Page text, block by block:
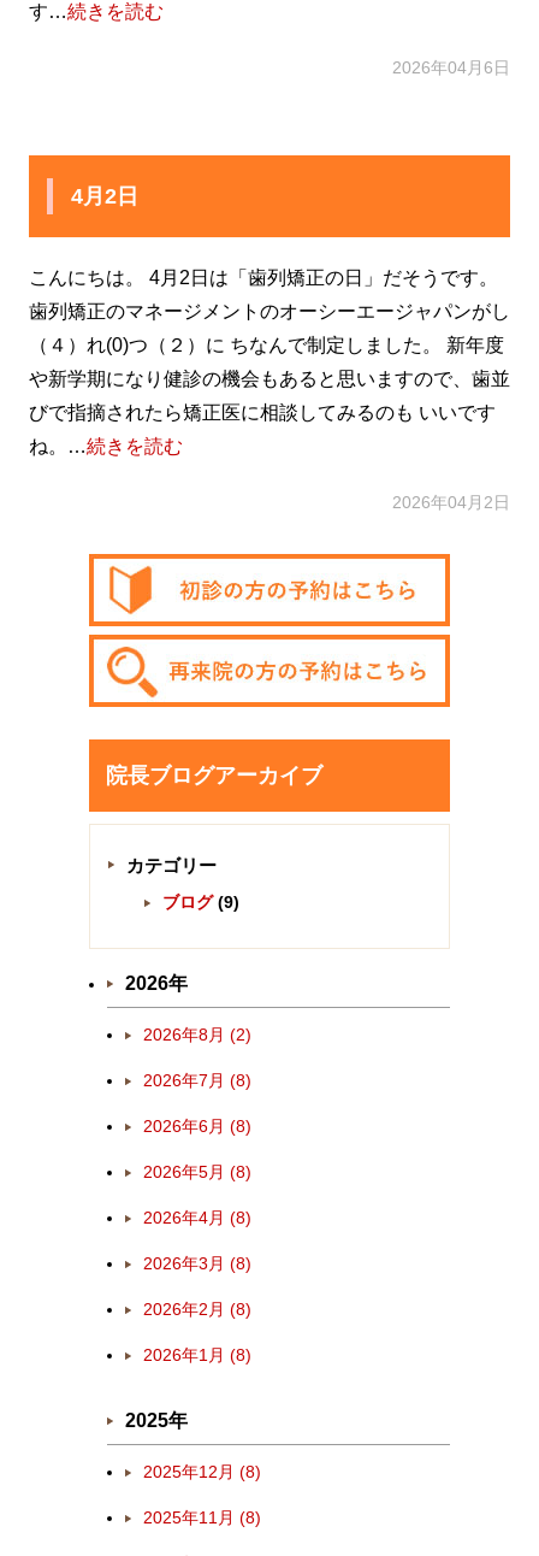
す…続きを読む
2026年04月6日
4月2日
こんにちは。 4月2日は「歯列矯正の日」だそうです。
歯列矯正のマネージメントのオーシーエージャパンがし
（４）れ(0)つ（２）に ちなんで制定しました。 新年度
や新学期になり健診の機会もあると思いますので、歯並
びで指摘されたら矯正医に相談してみるのも いいです
ね。…続きを読む
2026年04月2日
院長ブログアーカイブ
カテゴリー
ブログ(9)
2026年
2026年8月 (2)
2026年7月 (8)
2026年6月 (8)
2026年5月 (8)
2026年4月 (8)
2026年3月 (8)
2026年2月 (8)
2026年1月 (8)
2025年
2025年12月 (8)
2025年11月 (8)